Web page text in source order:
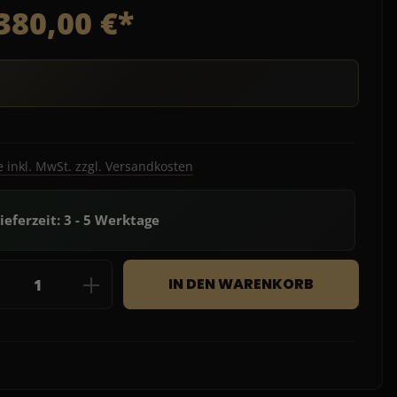
€*
inkl. MwSt. zzgl. Versandkosten
3 - 5 Werktage
Anzahl: Gib den gewünschten
IN DEN WARENKORB